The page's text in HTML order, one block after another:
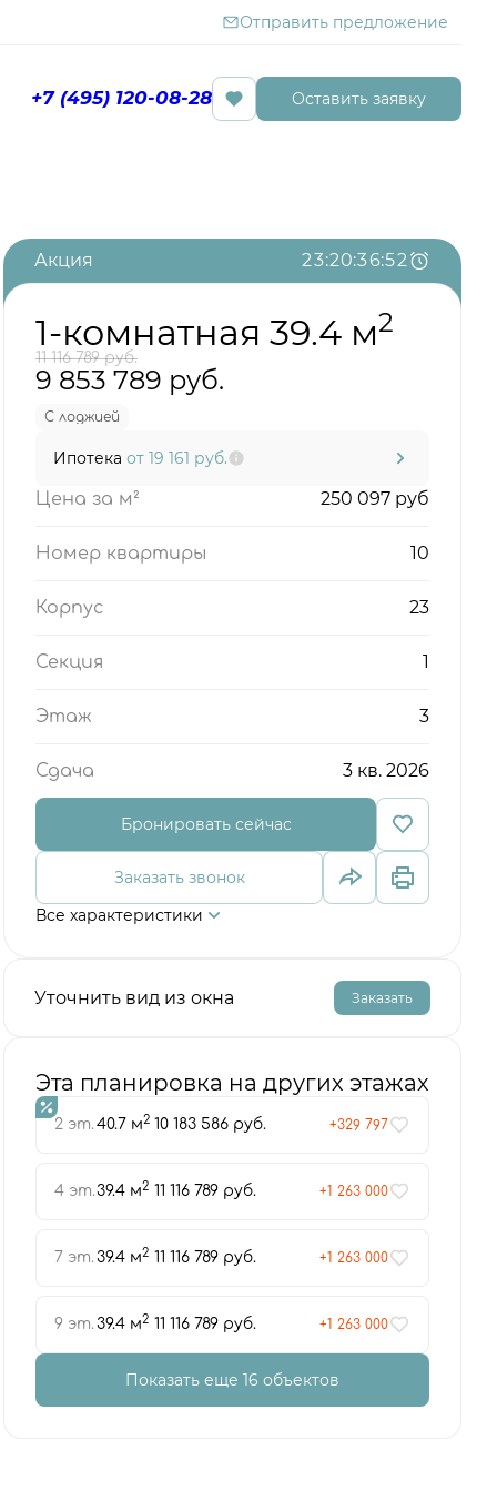
Отправить предложение
+7 (495) 120-08-28 Оставить заявку
Акция 23:20:36:51
1-комнатная 39.4 м2
11 116 789 руб.
9 853 789 руб.
С лоджией
Ипотека от 19 161 руб.
Цена за м² 250 097 руб
Номер квартиры 10
Корпус 23
Секция 1
Этаж 3
Сдача 3 кв. 2026
Бронировать сейчас
Заказать звонок
Все характеристики
Уточнить вид из окна Заказать
Эта планировка на других этажах
2 эт. 40.7 м2 10 183 586 руб. +329 797
4 эт.39.4 м2 11 116 789 руб. +1 263 000
7 эт. 39.4 м2 11 116 789 руб. +1 263 000
9 эт. 39.4 м2 11 116 789 руб. +1 263 000
Показать еще 16 объектов